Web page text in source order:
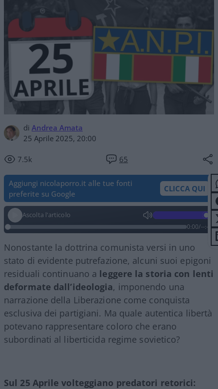
di Andrea Amata
25 Aprile 2025, 20:00
7.5k 65
Aggiungi nicolaporro.it alle tue fonti
preferite su Google
CLICCA QUI
Ascolta l'articolo
0:00/--:--
Nonostante la dottrina comunista versi in uno
stato di evidente putrefazione, alcuni suoi epigoni
residuali continuano a leggere la storia con lenti
deformate dall’ideologia, imponendo una
narrazione della Liberazione come conquista
esclusiva dei partigiani. Ma quale autentica libertà
potevano rappresentare coloro che erano
subordinati al liberticida regime sovietico?
Sul 25 Aprile volteggiano predatori retorici: